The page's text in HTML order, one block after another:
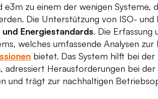
zu einem der wenigen Systeme,
Die Unterstützung von ISO-
Energiestandards. Die Erfassung
welches umfassende Analysen
bietet. Das System hilft bei
adressiert Herausforderungen bei
und trägt zur nachhaltigen